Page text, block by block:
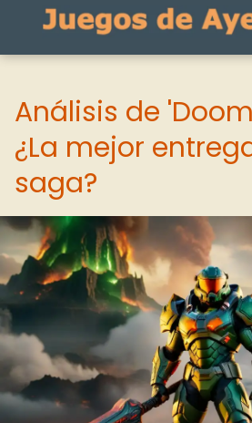
Análisis de
¿La mejor
saga?